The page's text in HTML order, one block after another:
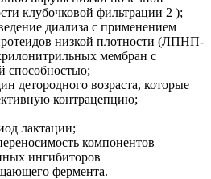
клубочковой фильтрации 2 );
диализа с применением
низкой плотности (ЛПНП-
мембран с
способностью;
детородного возраста, которые
контрацепцию;
лактации;
компонентов
ингибиторов
фермента.